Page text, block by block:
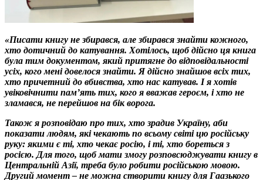
«Писати книгу не збирався, але збирався знайти кожного,
хто дотичний до катування. Хотілось, щоб дійсно ця книга
була тим документом, який притягне до відповідальності
усіх, кого мені довелося знайти. Я дійсно знайшов всіх тих,
хто причетний до вбивства, хто нас катував. І я хотів
увіковічнити пам’ять тих, кого я вважав героєм, і хто не
зламався, не перейшов на бік ворога.
Також я розповідаю про тих, хто зрадив Україну, аби
показати людям, які чекають по всьому світі цю російську
руку: якими є ті, хто чекає росію, і ті, хто бореться з
росією. Для того, щоб мати змогу розповсюджувати книгу в
Центральній Азії, треба було робити російською мовою.
Другий момент – не можна створити книгу для Гаазького